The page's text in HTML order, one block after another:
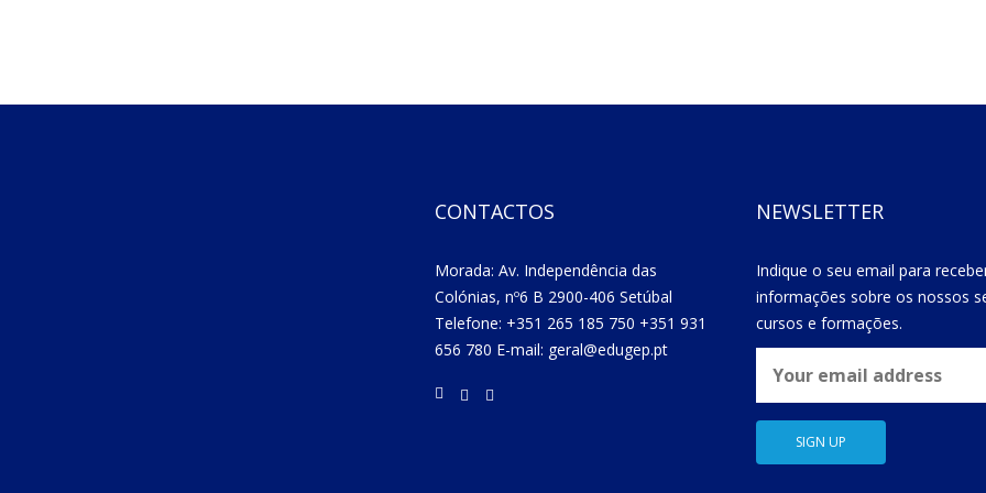
CONTACTOS
Morada: Av. Independência das
Colónias, nº6 B 2900-406 Setúbal
Telefone: +351 265 185 750 +351 931
656 780 E-mail: geral@edugep.pt
NEWSLETTER
Indique o seu email para
informações sobre os nossos
cursos e formações.